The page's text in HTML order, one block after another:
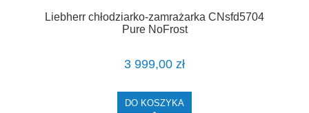
Liebherr chłodziarko-zamrażarka CNsfd5704
Pure NoFrost
3 999,00 zł
DO KOSZYKA